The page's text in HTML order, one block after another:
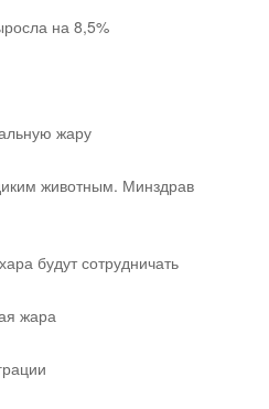
на 8,5%
жару
животным. Минздрав
будут сотрудничать
жара